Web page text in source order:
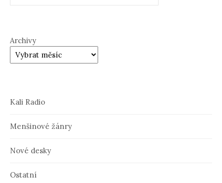
Archivy
Kali Radio
Menšinové žánry
Nové desky
Ostatní